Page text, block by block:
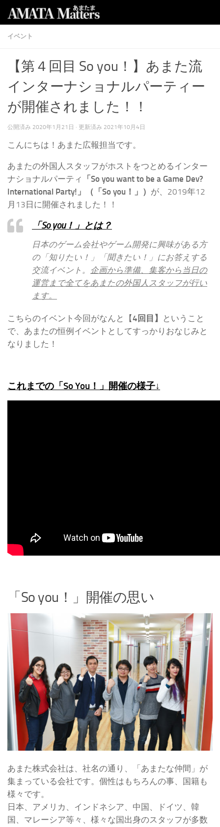
コンテンツへスキップ
イベント
【第４回目 So you！】あまた流
インターナショナルパーティー
が開催されました！！
公開済み 2020年1月21日 · 更新済み 2021年10月4日
こんにちは！あまた広報担当です。
あまたの外国人スタッフがホストをつとめるインター
ナショナルパーティ
「So you want to be a Game Dev?
International Party!」（「So you！」） が、2019年12
月13日に開催されました！！
「So you！」とは？
日本のゲーム会社やゲーム開発に興味がある方
の「知りたい！」「聞きたい！」にお答えする
交流イベント。 企画から準備、集客から当日の
運営まで全てをあまたの外国人スタッフが行い
ます。
こちらのイベント今回がなんと【4回目】
ということ
で、あまたの恒例イベントとしてすっかりおなじみと
なりました！
これまでの「So You！」開催の様子↓
「So you！」開催の思い
あまた株式会社は、社名の通り、「あまたな仲間」が
集まっている会社です。個性はもちろんの事、国籍も
様々です。
日本、アメリカ、インドネシア、中国、ドイツ、韓
国、マレーシア等々、様々な国出身のスタッフが多数